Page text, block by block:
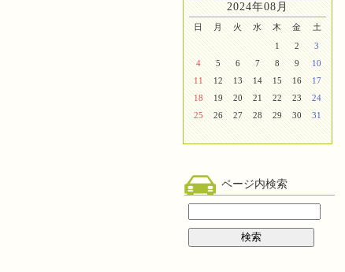
2024年08月
日 月 火 水 木 金
土
1
2
3
4
5 6 7 8 9
10
11
12 13 14 15 16
17
18
19 20 21 22 23
24
25
26 27 28 29 30 31
ページ内検索